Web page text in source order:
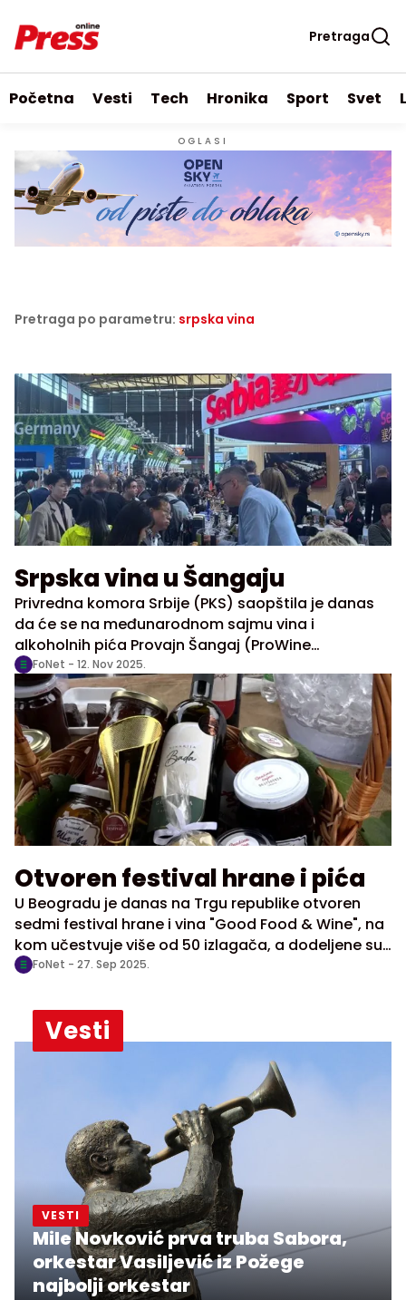
Pretraga
Početna Vesti Tech Hronika Sport Svet
OGLASI
Pretraga po parametru: srpska vina
Srpska vina u Šangaju
Privredna komora Srbije (PKS) saopštila je danas
da će se na međunarodnom sajmu vina i
alkoholnih pića Provajn Šangaj (ProWine
Shanghai), na nacionalnom štandu Srbije od 12. do
14. novembra predstaviti 21 kompanija, među
kojima je 12 vinarija i devet destilerija.
FoNet - 12. Nov 2025.
Otvoren festival hrane i pića
U Beogradu je danas na Trgu republike otvoren
sedmi festival hrane i vina "Good Food & Wine", na
kom učestvuje više od 50 izlagača, a dodeljene su i
nagrade za najbrend u kategorijama pića, hrane,
FoNet - 27. Sep 2025.
Vesti
VESTI
Mile Novković prva truba Sabora,
orkestar Vasiljević iz Požege
najbolji orkestar